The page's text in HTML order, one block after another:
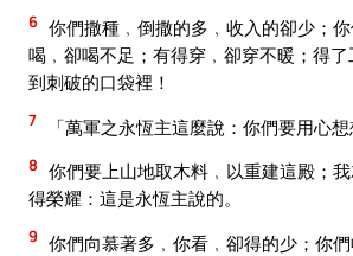
6 你們撒種﹐倒撒的多﹐收入的卻少；你
喝﹐卻喝不足；有得穿﹐卻穿不暖；得
到刺破的口袋裡！
7 「萬軍之永恆主這麼說：你們要用心想
8 你們要上山地取木料﹐以重建這殿；
得榮耀：這是永恆主說的。
9 你們向慕著多﹐你看﹐卻得的少；你